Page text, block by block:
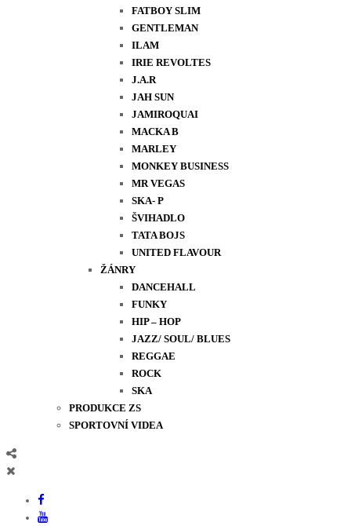
FATBOY SLIM
GENTLEMAN
ILAM
IRIE REVOLTES
J.A.R
JAH SUN
JAMIROQUAI
MACKA B
MARLEY
MONKEY BUSINESS
MR VEGAS
SKA- P
ŠVIHADLO
TATA BOJS
UNITED FLAVOUR
ŽÁNRY
DANCEHALL
FUNKY
HIP – HOP
JAZZ/ SOUL/ BLUES
REGGAE
ROCK
SKA
PRODUKCE ZS
SPORTOVNÍ VIDEA